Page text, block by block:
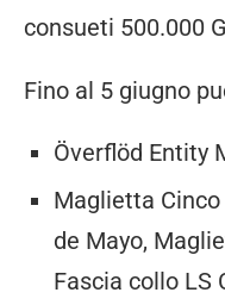
consueti 500.000
Fino al 5 giugno
Överflöd Entity
Maglietta
de Mayo,
Fascia collo LS